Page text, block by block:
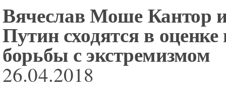
Вячеслав Моше Кантор
Путин сходятся в
борьбы с экстремизмом
26.04.2018